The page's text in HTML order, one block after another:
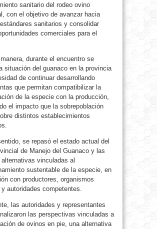
sanitario del rodeo ovino
con el objetivo de avanzar hacia
sanitarios y consolidar
comerciales para el
durante el encuentro se
situación del guanaco en la provincia
de continuar desarrollando
que permitan compatibilizar la
de la especie con la producción,
el impacto que la sobrepoblación
distintos establecimientos
se repasó el estado actual del
de Manejo del Guanaco y las
vinculadas al
sustentable de la especie, en
con productores, organismos
autoridades competentes.
las autoridades y representantes
las perspectivas vinculadas a
de ovinos en pie, una alternativa